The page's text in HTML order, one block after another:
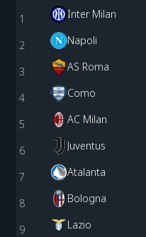
1
Inter Milan
2
Napoli
3
AS Roma
4
Como
5
AC Milan
6
Juventus
7
Atalanta
8
Bologna
9
Lazio